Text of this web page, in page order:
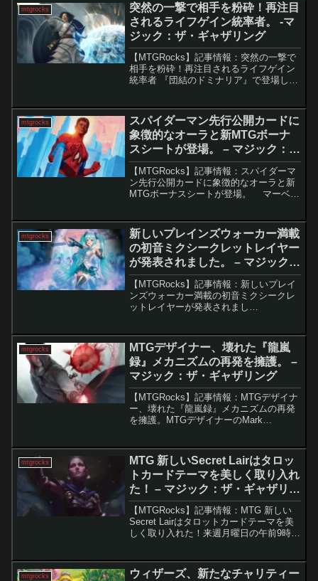
mtgrocks
突然の一撃で相手を粉砕！再注目
されるライフゲイン統率者。 -マ
ジック：ザ・ギャザリング
【MTGRocks】記事情報：突然の一撃で
相手を粉砕！再注目されるライフゲイン
統率者 『団結のドミナリア』で登場した
す。膨大な数の伝説クリーチャーが登場
する現在、見...
mtgrocks
スパイダーマン先行公開カードに
象徴的なオーラと新MTGボーナ
スシートが登場。 – マジック：
ザ・ギャザリング
【MTGRocks】記事情報：スパイダーマ
ン先行公開カードに象徴的なオーラと新
MTGボーナスシートが登場。 マーベル
夜正式にお披露目されます。その直前
に、ウィザー...
mtgrocks
新しいプレインズウォーカー満載
の初音ミクシークレットレイヤー
が発表されました。 – マジック：
ザ・ギャザリング
【MTGRocks】記事情報：新しいプレイ
ンズウォーカー満載の初音ミクシークレ
ットレイヤーが発表されまし
「Hatsune Miku: Electric Entourag...
mtgrocks
MTGデザイナー、壊れた『龍嵐
録』メカニズムの再発を擁護。 –
マジック：ザ・ギャザリング
【MTGRocks】記事情報：MTGデザイナ
ー、壊れた『龍嵐録』メカニズムの再発
を擁護。MTGデザイナーのMark
ットで再登場する可能性を評価する指標
です。例...
mtgrocks
MTG 新しいSecret Lairはタロッ
トカードテーマを美しく取り入れ
た！ – マジック：ザ・ギャザリン
グ
【MTGRocks】記事情報：MTG 新しい
Secret Lairはタロットカードテーマを美
しく取り入れた！来週月曜日の午前9時か
mtgrocks
ウィザーズ、新たなチャリティー